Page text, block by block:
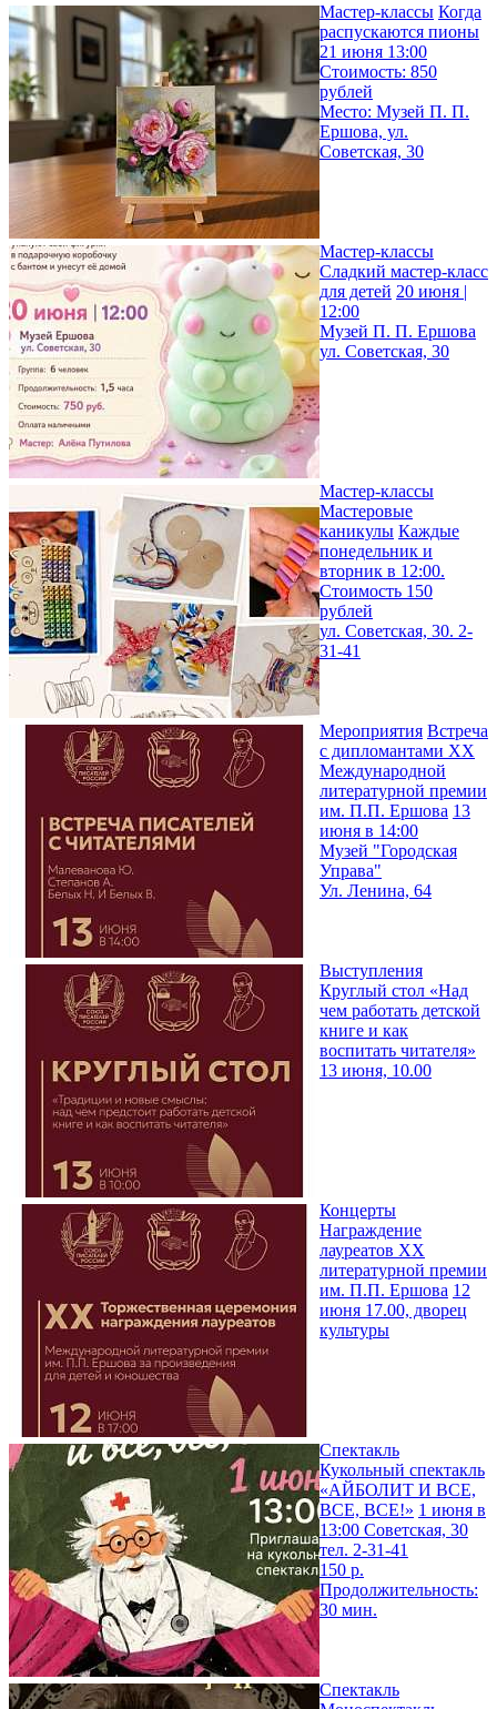
Мастер-классы Когда
распускаются пионы
21 июня 13:00
Стоимость: 850
рублей
Место: Музей П. П.
Ершова, ул.
Советская, 30
Мастер-классы
Сладкий мастер-класс
для детей 20 июня |
12:00
Музей П. П. Ершова
ул. Советская, 30
Мастер-классы
Мастеровые
каникулы Каждые
понедельник и
вторник в 12:00.
Стоимость 150
рублей
ул. Советская, 30. 2-
31-41
Мероприятия Встреча
с дипломантами XX
Международной
литературной премии
им. П.П. Ершова 13
июня в 14:00
Музей "Городская
Управа"
Ул. Ленина, 64
Выступления
Круглый стол «Над
чем работать детской
книге и как
воспитать читателя»
13 июня, 10.00
Концерты
Награждение
лауреатов XX
литературной премии
им. П.П. Ершова 12
июня 17.00, дворец
культуры
Спектакль
Кукольный спектакль
«АЙБОЛИТ И ВСЕ,
ВСЕ, ВСЕ!» 1 июня в
13:00 Советская, 30
тел. 2-31-41
150 р.
Продолжительность:
30 мин.
Спектакль